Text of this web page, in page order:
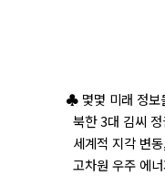
♣ 몇몇 미래 정보
북한 3대 김씨
세계적 지각 변
고차원 우주 에